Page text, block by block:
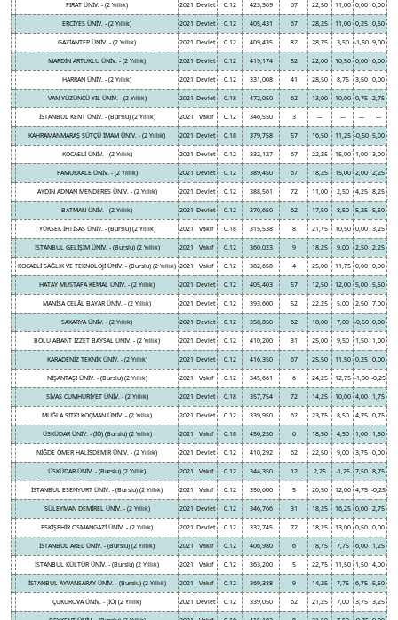
FIRAT ÜNİV. - (2 Yıllık) 2021 Devlet 0.12 423,309 67 22,50 11,00 0,00 0,00
ERCİYES ÜNİV. - (2 Yıllık) 2021 Devlet 0.12 405,431 67 28,25 11,00 0,25 0,50
GAZİANTEP ÜNİV. - (2 Yıllık) 2021 Devlet 0.12 409,435 82 28,75 3,50 -1,50 9,00
MARDİN ARTUKLU ÜNİV. - (2 Yıllık) 2021 Devlet 0.12 419,174 52 22,00 10,50 0,00 6,00
HARRAN ÜNİV. - (2 Yıllık) 2021 Devlet 0.12 331,008 41 28,50 8,75 3,50 0,00
VAN YÜZÜNCÜ YIL ÜNİV. - (2 Yıllık) 2021 Devlet 0.18 472,050 62 13,00 10,00 0,75 2,75
İSTANBUL KENT ÜNİV. - (Burslu) (2 Yıllık) 2021 Vakıf 0.12 346,550 3 --- --- --- ---
KAHRAMANMARAŞ SÜTÇÜ İMAM ÜNİV. - (2 Yıllık) 2021 Devlet 0.18 379,758 57 16,50 11,25 -0,50 5,00
KOCAELİ ÜNİV. - (2 Yıllık) 2021 Devlet 0.12 332,127 67 22,25 15,00 1,00 3,00
PAMUKKALE ÜNİV. - (2 Yıllık) 2021 Devlet 0.12 389,450 67 18,25 15,00 2,00 2,25
AYDIN ADNAN MENDERES ÜNİV. - (2 Yıllık) 2021 Devlet 0.12 388,561 72 11,00 2,50 4,25 8,25
BATMAN ÜNİV. - (2 Yıllık) 2021 Devlet 0.12 370,650 62 17,50 8,50 5,25 5,50
YÜKSEK İHTİSAS ÜNİV. - (Burslu) (2 Yıllık) 2021 Vakıf 0.18 315,538 8 21,75 10,50 0,00 3,25
İSTANBUL GELİŞİM ÜNİV. - (Burslu) (2 Yıllık) 2021 Vakıf 0.12 360,023 9 18,25 9,00 2,50 2,25
KOCAELİ SAĞLIK VE TEKNOLOJİ ÜNİV. - (Burslu) (2 Yıllık) 2021 Vakıf 0.12 382,658 4 25,00 11,75 0,00 0,00
HATAY MUSTAFA KEMAL ÜNİV. - (2 Yıllık) 2021 Devlet 0.12 405,403 57 12,50 12,00 5,00 5,50
MANİSA CELÂL BAYAR ÜNİV. - (2 Yıllık) 2021 Devlet 0.12 393,600 52 22,25 5,00 2,50 7,00
SAKARYA ÜNİV. - (2 Yıllık) 2021 Devlet 0.12 358,850 62 18,00 7,00 -0,50 0,00
BOLU ABANT İZZET BAYSAL ÜNİV. - (2 Yıllık) 2021 Devlet 0.12 410,200 31 25,00 9,50 1,50 1,00
KARADENİZ TEKNİK ÜNİV. - (2 Yıllık) 2021 Devlet 0.12 416,350 67 25,50 11,50 0,25 0,00
NİŞANTAŞI ÜNİV. - (Burslu) (2 Yıllık) 2021 Vakıf 0.12 345,661 6 24,25 12,75 -1,00 -0,25
SİVAS CUMHURİYET ÜNİV. - (2 Yıllık) 2021 Devlet 0.18 357,754 72 14,25 10,00 4,00 1,75
MUĞLA SITKI KOÇMAN ÜNİV. - (2 Yıllık) 2021 Devlet 0.12 339,950 62 23,75 8,50 4,75 0,75
ÜSKÜDAR ÜNİV. - (İÖ) (Burslu) (2 Yıllık) 2021 Vakıf 0.18 456,250 6 18,50 4,50 1,00 1,50
NİĞDE ÖMER HALİSDEMİR ÜNİV. - (2 Yıllık) 2021 Devlet 0.12 410,292 62 22,50 9,00 3,75 0,00
ÜSKÜDAR ÜNİV. - (Burslu) (2 Yıllık) 2021 Vakıf 0.12 344,350 12 2,25 -1,25 7,50 8,75
İSTANBUL ESENYURT ÜNİV. - (Burslu) (2 Yıllık) 2021 Vakıf 0.12 350,600 5 20,50 12,00 4,75 -0,25
SÜLEYMAN DEMİREL ÜNİV. - (2 Yıllık) 2021 Devlet 0.12 346,766 31 18,25 16,25 0,00 2,75
ESKİŞEHİR OSMANGAZİ ÜNİV. - (2 Yıllık) 2021 Devlet 0.12 332,745 72 18,25 13,00 0,50 0,00
İSTANBUL AREL ÜNİV. - (Burslu) (2 Yıllık) 2021 Vakıf 0.12 406,980 6 18,75 7,75 6,00 1,25
İSTANBUL KÜLTÜR ÜNİV. - (Burslu) (2 Yıllık) 2021 Vakıf 0.12 363,200 5 22,75 11,50 1,50 4,00
İSTANBUL AYVANSARAY ÜNİV. - (Burslu) (2 Yıllık) 2021 Vakıf 0.12 369,388 9 14,25 7,75 6,75 5,50
ÇUKUROVA ÜNİV. - (İÖ) (2 Yıllık) 2021 Devlet 0.12 339,050 62 21,25 7,00 3,75 3,25